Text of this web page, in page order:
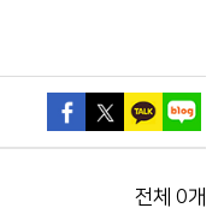
전체 0개